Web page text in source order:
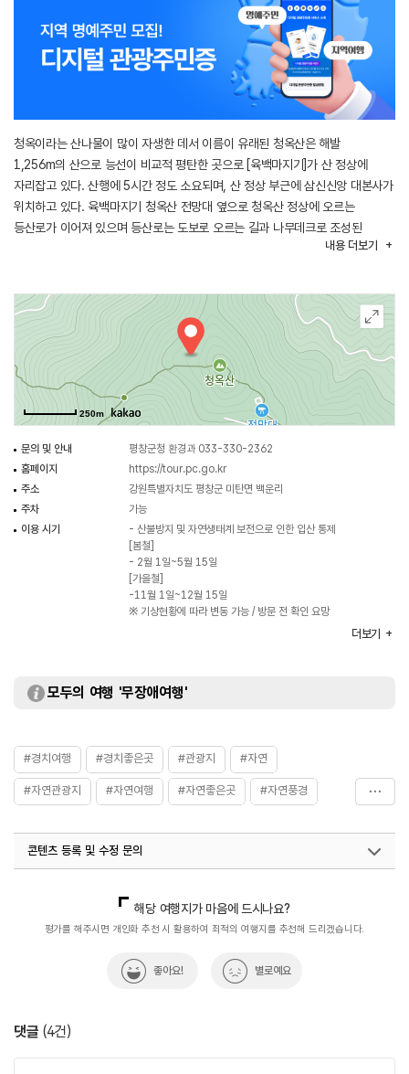
청옥이라는 산나물이 많이 자생한 데서 이름이 유래된 청옥산은 해발
1,256m의 산으로 능선이 비교적 평탄한 곳으로 [육백마지기]가 산 정상에
자리잡고 있다. 산행에 5시간 정도 소요되며, 산 정상 부근에 삼신신앙 대본사가
위치하고 있다. 육백마지기 청옥산 전망대 옆으로 청옥산 정상에 오르는
등산로가 이어져 있으며 등산로는 도보로 오르는 길과 나무데크로 조성된
무장애 나눔길로 나뉘어 있다. 무장애 나눔길은 총 760m로 휠체어나 유모차로
정상에 도착할 수 있다. 청옥산 평원에는 무, 배추와 같은 고랭지 채소를
재배하고 있는데 특히, 중갈이무는 그 맛이 배와 같이 단 것으로 유명하다.
주변 관광지로는 청옥산 도깨비길, 산너미목장, 수하계곡 등이 있다.
내용 더보기
250m
문의 및 안내
평창군청 환경과 033-330-2362
홈페이지
https://tour.pc.go.kr
주소
강원특별자치도 평창군 미탄면 백운리
주차
가능
이용 시기
- 산불방지 및 자연생태계 보전으로 인한 입산 통제
[봄철]
- 2월 1일~5월 15일
[가을철]
-11월 1일~12월 15일
※ 기상현황에 따라 변동 가능 / 방문 전 확인 요망
더보기
모두의 여행 '무장애여행'
#경치여행 #경치좋은곳 #관광지 #자연
#자연관광지 #자연여행 #자연좋은곳 #자연풍경
#휴식하기좋은곳 #힐링여행
콘텐츠 등록 및 수정 문의
해당 여행지가 마음에 드시나요?
평가를 해주시면 개인화 추천 시 활용하여 최적의 여행지를 추천해 드리겠습니다.
좋아요! 별로예요
댓글 (4건)